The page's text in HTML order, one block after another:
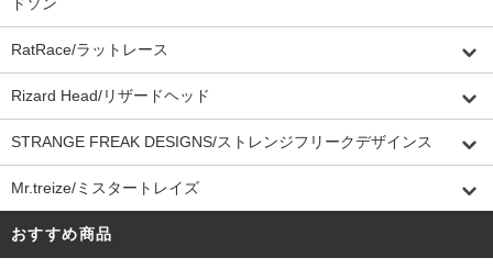
RatRace/ラットレース
Rizard Head/リザードヘッド
STRANGE FREAK DESIGNS/ストレンジフリークデザインス
Mr.treize/ミスタートレイズ
おすすめ商品